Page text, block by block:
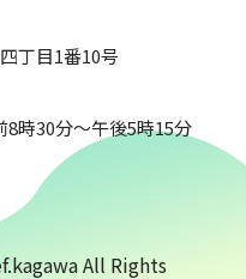
丁目1番10号
8時30分～午後5時15分
All Rights